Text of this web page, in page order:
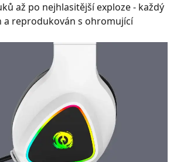
až po nejhlasitější exploze - každý
a reprodukován s ohromující